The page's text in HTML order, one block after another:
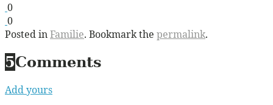
0
0
Posted inFamilie. Bookmark the permalink.
5Comments
Add yours